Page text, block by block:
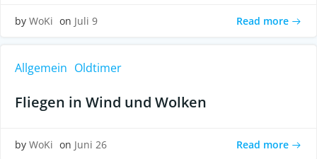
by WoKi on Juli 9 Read more
Allgemein Oldtimer
Fliegen in Wind und Wolken
by WoKi on Juni 26 Read more